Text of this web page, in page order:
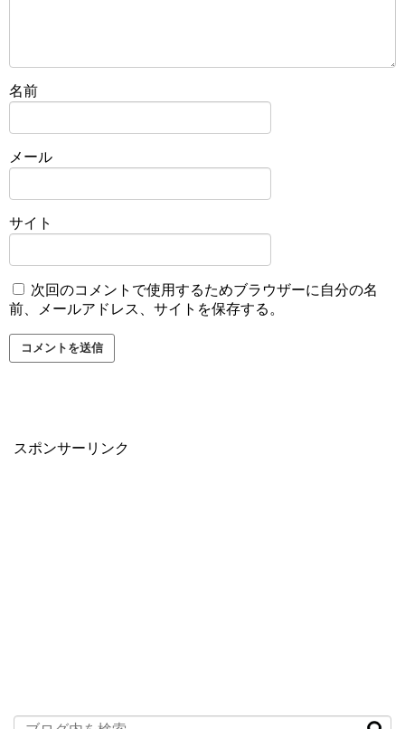
名前
メール
サイト
次回のコメントで使用するためブラウザーに自分の名
前、メールアドレス、サイトを保存する。
スポンサーリンク